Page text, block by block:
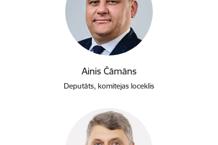
Ainis Čāmāns
Deputāts, komitejas loceklis